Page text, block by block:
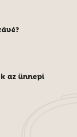
az ünnepi